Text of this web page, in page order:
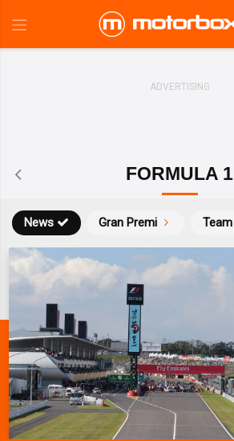
FORMULA 1
News Gran Premi Team